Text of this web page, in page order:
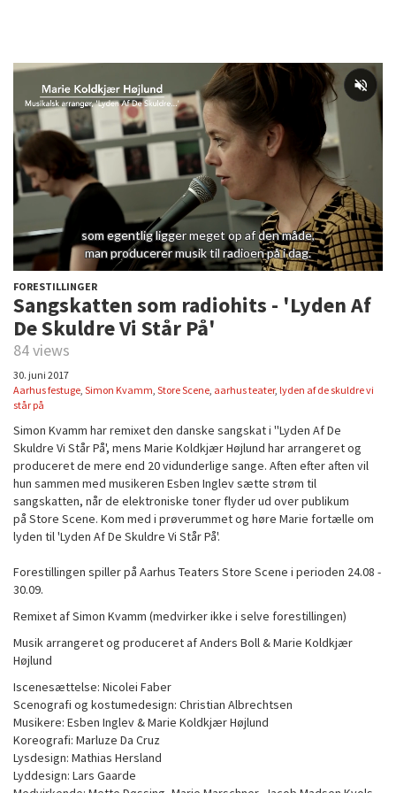
FORESTILLINGER
Sangskatten som radiohits - 'Lyden Af
De Skuldre Vi Står På'
84 views
30. juni 2017
Aarhus festuge, Simon Kvamm, Store Scene, aarhus teater, lyden af de skuldre vi
står på
Simon Kvamm har remixet den danske sangskat i ''Lyden Af De
Skuldre Vi Står På', mens Marie Koldkjær Højlund har arrangeret og
produceret de mere end 20 vidunderlige sange. Aften efter aften vil
hun sammen med musikeren Esben Inglev sætte strøm til
sangskatten, når de elektroniske toner flyder ud over publikum
på Store Scene. Kom med i prøverummet og høre Marie fortælle om
lyden til 'Lyden Af De Skuldre Vi Står På'.
Forestillingen spiller på Aarhus Teaters Store Scene i perioden 24.08 -
30.09.
Remixet af Simon Kvamm (medvirker ikke i selve forestillingen)
Musik arrangeret og produceret af Anders Boll & Marie Koldkjær
Højlund
Iscenesættelse: Nicolei Faber
Scenografi og kostumedesign: Christian Albrechtsen
Musikere: Esben Inglev & Marie Koldkjær Højlund
Koreografi: Marluze Da Cruz
Lysdesign: Mathias Hersland
Lyddesign: Lars Gaarde